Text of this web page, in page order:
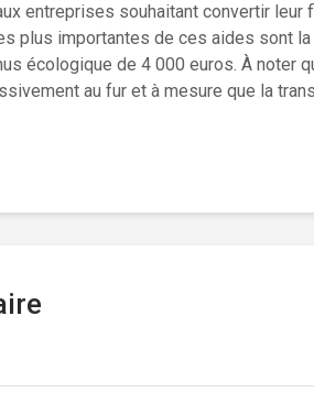
entreprises souhaitant convertir leur
plus importantes de ces aides sont la
écologique de 4 000 euros. À noter
au fur et à mesure que la